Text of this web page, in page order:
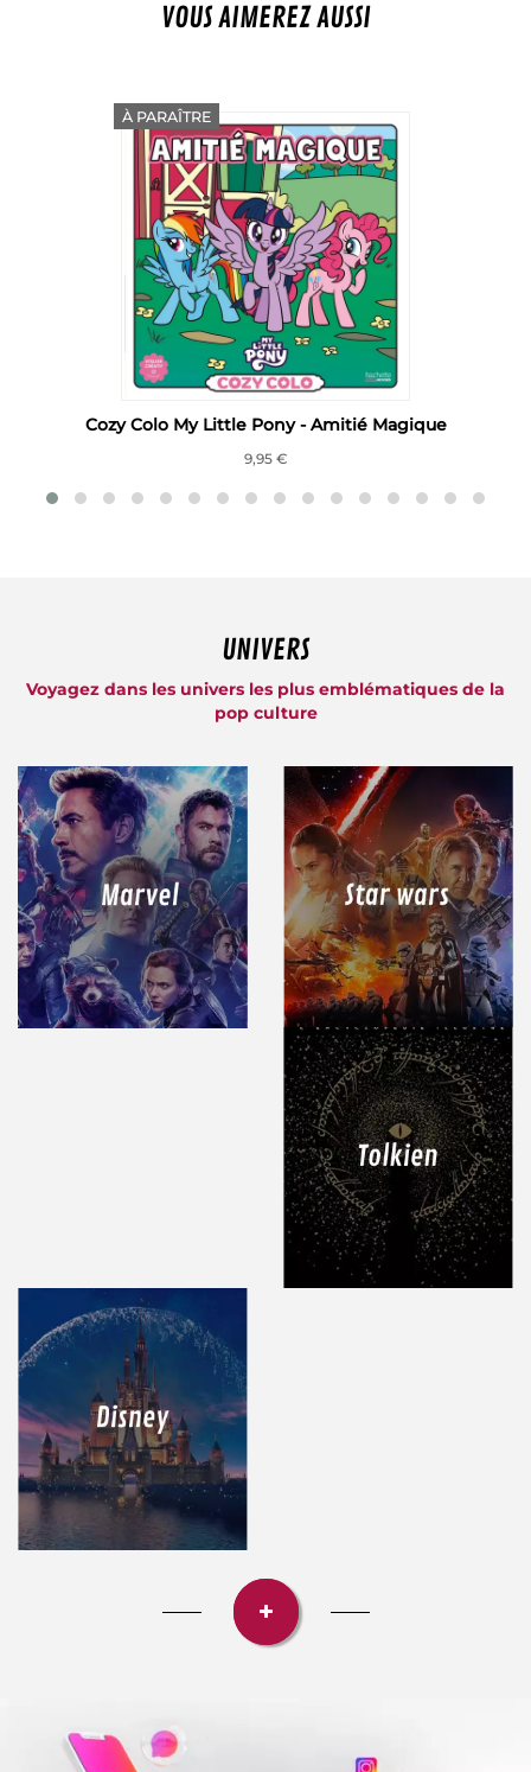
VOUS AIMEREZ AUSSI
À PARAÎTRE
Cozy Colo My Little Pony - Amitié Magique
9,95 €
UNIVERS
Voyagez dans les univers les plus emblématiques de la
pop culture